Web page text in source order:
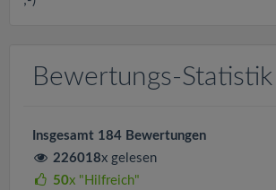
Bewertungs-Statistik
Insgesamt 184 Bewertungen
226018x gelesen
50x "Hilfreich"
t
o